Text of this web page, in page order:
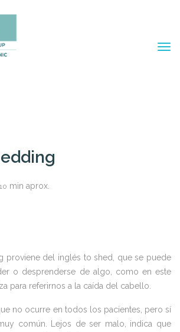
10 min aprox.
proviene del inglés to shed, que se puede
o desprenderse de algo, como en este
para referirnos a la caída del cabello.
no ocurre en todos los pacientes, pero sí
común. Lejos de ser malo, indica que